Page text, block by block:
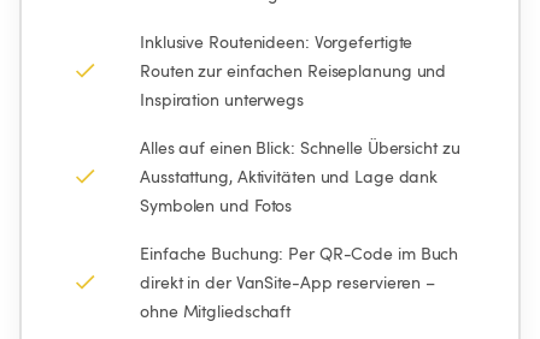
Inklusive Routenideen: Vorgefertigte
Routen zur einfachen Reiseplanung und
Inspiration unterwegs
Alles auf einen Blick: Schnelle Übersicht zu
Ausstattung, Aktivitäten und Lage dank
Symbolen und Fotos
Einfache Buchung: Per QR-Code im Buch
direkt in der VanSite-App reservieren –
ohne Mitgliedschaft